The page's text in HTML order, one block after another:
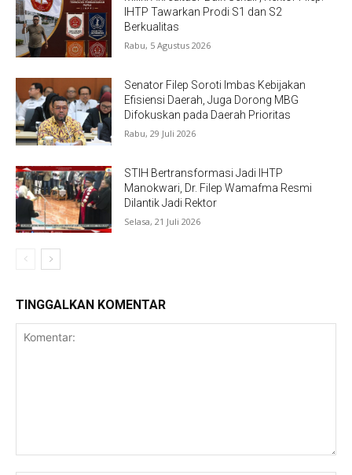
IHTP Tawarkan Prodi S1 dan S2
Berkualitas
Rabu, 5 Agustus 2026
Senator Filep Soroti Imbas Kebijakan
Efisiensi Daerah, Juga Dorong MBG
Difokuskan pada Daerah Prioritas
Rabu, 29 Juli 2026
STIH Bertransformasi Jadi IHTP
Manokwari, Dr. Filep Wamafma Resmi
Dilantik Jadi Rektor
Selasa, 21 Juli 2026
TINGGALKAN KOMENTAR